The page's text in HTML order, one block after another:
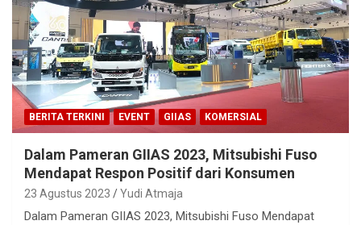
BERITA TERKINI EVENT GIIAS KOMERSIAL
Dalam Pameran GIIAS 2023, Mitsubishi Fuso
Mendapat Respon Positif dari Konsumen
23 Agustus 2023 Yudi Atmaja
Dalam Pameran GIIAS 2023, Mitsubishi Fuso Mendapat